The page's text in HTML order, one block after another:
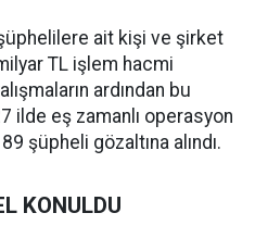
ait kişi ve şirket
TL işlem hacmi
ardından bu
ilde eş zamanlı operasyon
şüpheli gözaltına alındı.
KONULDU